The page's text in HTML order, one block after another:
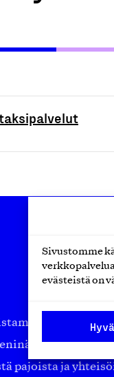
Sivustomme
evästeistä on
puolueeton,
on koko
pajoista ja